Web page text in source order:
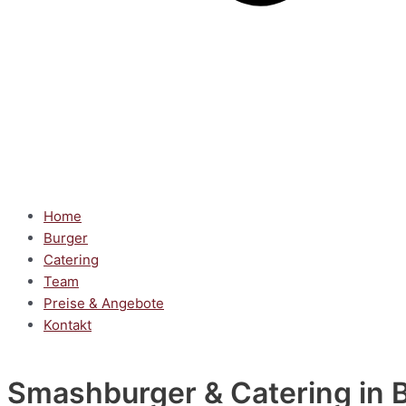
Home
Burger
Catering
Team
Preise & Angebote
Kontakt
Smashburger & Catering in